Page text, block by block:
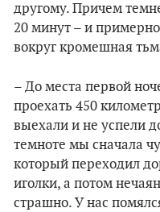
другому. Причем
20 минут – и
вокруг кромешная
– До места первой
проехать 450
выехали и не успели
темноте мы сначала
который переходил
иголки, а потом
страшно. У нас